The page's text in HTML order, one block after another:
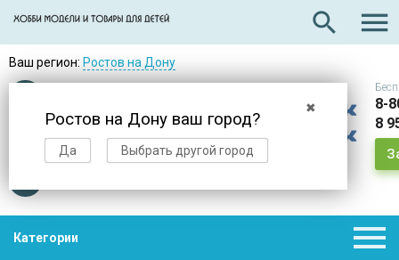
search 
Ваш регион: Ростов на Дону
✖
Ростов на Дону ваш город?
Да Выбрать другой город
Доставкав день заказа
8-
8
Категории 